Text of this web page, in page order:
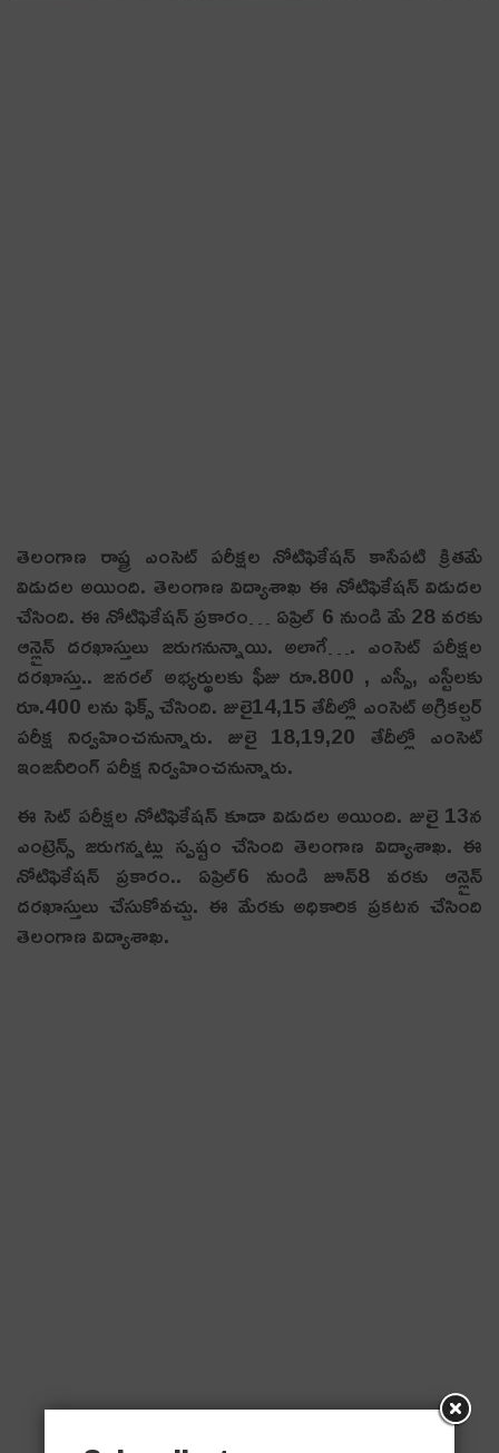
తెలంగాణ రాష్ట్ర ఎంసెట్ పరీక్షల నోటిఫికేషన్ కాసేపటి క్రితమే
విడుదల అయింది. తెలంగాణ విద్యాశాఖ ఈ నోటిఫికేషన్‌ విడుదల
చేసింది. ఈ నోటిఫికేషన్ ప్రకారం… ఏప్రిల్ 6 నుండి మే 28 వరకు
ఆన్లైన్ దరఖాస్తులు జరుగనున్నాయి. అలాగే…. ఎంసెట్ పరీక్షల
దరఖాస్తు.. జనరల్‌ అభ్యర్థులకు ఫీజు రూ.800 , ఎస్సీ, ఎస్టీలకు
రూ.400 లను ఫిక్స్‌ చేసింది. జులై14,15 తేదీల్లో ఎంసెట్ అగ్రికల్చర్
పరీక్ష నిర్వహించనున్నారు. జులై 18,19,20 తేదీల్లో ఎంసెట్
ఇంజనీరింగ్ పరీక్ష నిర్వహించనున్నారు.
ఈ సెట్ పరీక్షల నోటిఫికేషన్ కూడా విడుదల అయింది. జులై 13న
ఎంట్రెన్స్ జరుగన్నట్లు స్పష్టం చేసింది తెలంగాణ విద్యాశాఖ. ఈ
నోటిఫికేషన్‌ ప్రకారం.. ఏప్రిల్6 నుండి జూన్8 వరకు ఆన్లైన్
దరఖాస్తులు చేసుకోవచ్చు. ఈ మేరకు అధికారిక ప్రకటన చేసింది
తెలంగాణ విద్యాశాఖ.